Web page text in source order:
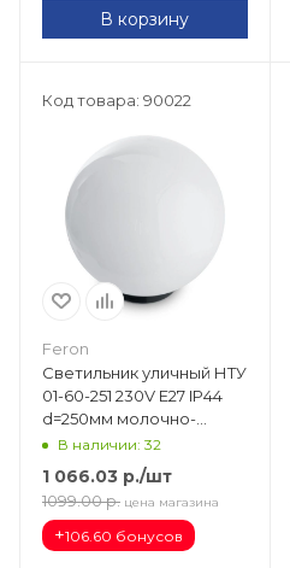
В корзину
Код товара: 90022
Feron
Светильник уличный НТУ
01-60-251 230V E27 IP44
d=250мм молочно-
белый 11564
В наличии: 32
1 066.03 р./шт
1099.00 р. цена магазина
+106.60 бонусов